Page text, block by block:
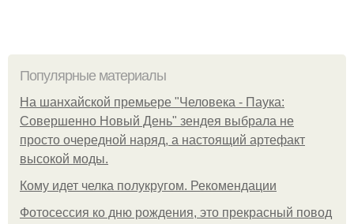
Популярные материалы
На шанхайской премьере "Человека - Паука:
Совершенно Новый День" зендея выбрала не
просто очередной наряд, а настоящий артефакт
высокой моды.
Кому идет челка полукругом. Рекомендации
Фотосессия ко дню рождения, это прекрасный повод